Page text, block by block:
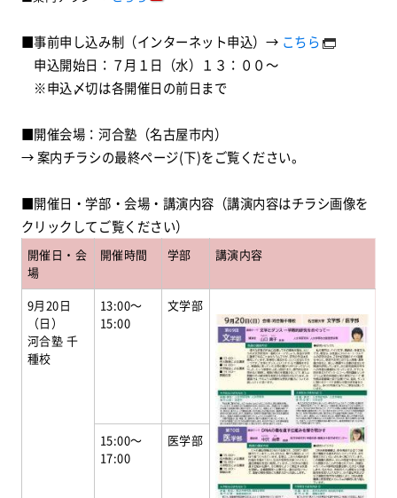
■事前申し込み制（インターネット申込）→ こちら
申込開始日：７月１日（水）１３：００～
※申込〆切は各開催日の前日まで
■開催会場：河合塾（名古屋市内）
→ 案内チラシの最終ページ(下)をご覧ください。
■開催日・学部・会場・講演内容 （講演内容はチラシ画像を
クリックしてご覧ください）
開催日・会
場
開催時間 学部 講演内容
9月20日
（日）
河合塾 千
種校
13:00～
15:00
文学部
15:00～
17:00
医学部